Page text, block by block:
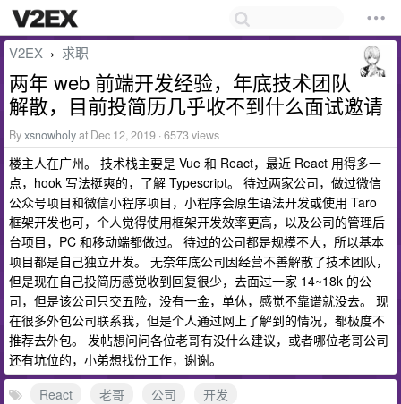
V2EX › 求职
两年 web 前端开发经验，年底技术团队
解散，目前投简历几乎收不到什么面试邀请
Byxsnowholyat Dec 12, 2019 · 6573 views
楼主人在广州。 技术栈主要是 Vue 和 React，最近 React 用得多一
点，hook 写法挺爽的，了解 Typescript。 待过两家公司，做过微信
公众号项目和微信小程序项目，小程序会原生语法开发或使用 Taro
框架开发也可，个人觉得使用框架开发效率更高，以及公司的管理后
台项目，PC 和移动端都做过。 待过的公司都是规模不大，所以基本
项目都是自己独立开发。 无奈年底公司因经营不善解散了技术团队，
但是现在自己投简历感觉收到回复很少，去面过一家 14~18k 的公
司，但是该公司只交五险，没有一金，单休，感觉不靠谱就没去。 现
在很多外包公司联系我，但是个人通过网上了解到的情况，都极度不
推荐去外包。 发帖想问问各位老哥有没什么建议，或者哪位老哥公司
还有坑位的，小弟想找份工作，谢谢。
React
老哥 公司
开发